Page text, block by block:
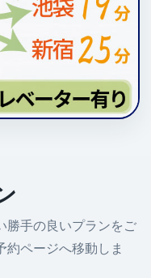
勝手の良いプランをご
約ページへ移動しま